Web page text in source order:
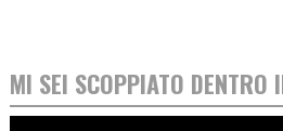
MI SEI SCOPPIATO DENTRO